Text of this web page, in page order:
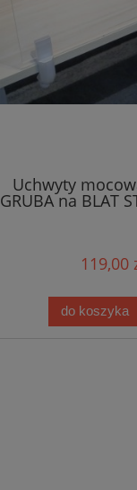
Uchwyty
GRUBA na BLAT
119,00
do koszyka